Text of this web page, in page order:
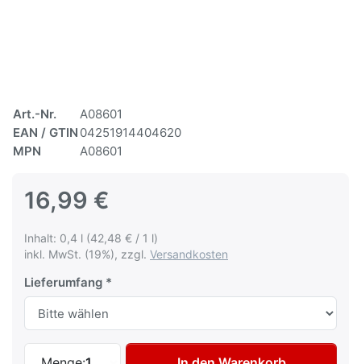
Art.-Nr.
A08601
EAN / GTIN 04251914404620
MPN
A08601
16,99 €
Inhalt: 0,4 l (42,48 € / 1 l)
inkl. MwSt. (19%), zzgl. Versandkosten
Lieferumfang
Autolack Spraydose für Fiat Lancia